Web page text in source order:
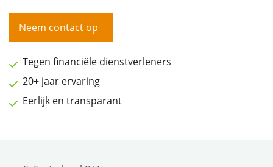
Neem contact op
Tegen financiële dienstverleners
20+ jaar ervaring
Eerlijk en transparant